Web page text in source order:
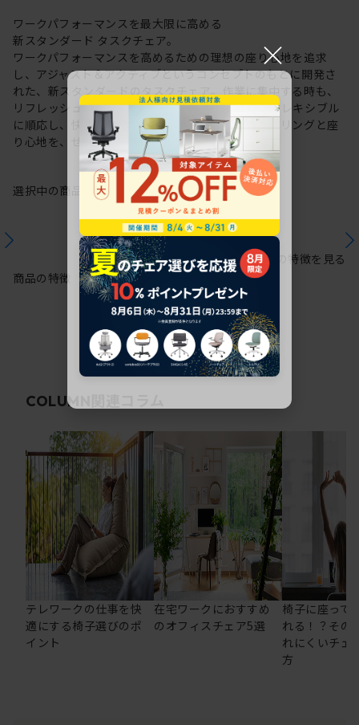
ワークパフォーマンスを最大限に高める
新スタンダード タスクチェア。
ワークパフォーマンスを高めるための理想の座り心地を追求
し、アジャスト＆アクティブというコンセプトのもとに開発さ
れた、新スタンダードのタスクチェア。作業に集中する時も、
リフレッシュする時も、座る姿勢や身体の動きにフレキシブル
に順応し、快適にサポートします。新感覚のスタイリングと座
り心地を、ぜひご体感ください。
選択中の商品情報保証 注意事項
商品の特徴
シリーズの特徴を見る
COLUMN
テレワークの仕事を快
適にする椅子選びのポ
イント
在宅ワークにおすすめ
のオフィスチェア5選
椅子に座って
れる！？その
れにくいチェ
方
×